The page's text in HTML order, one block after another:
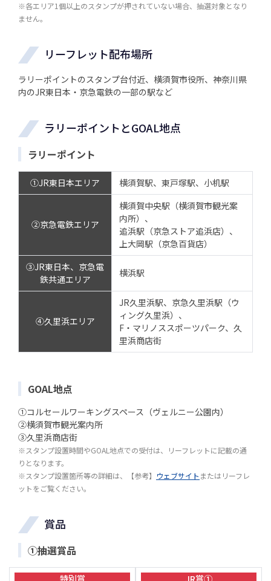
※各エリア1個以上のスタンプが押されていない場合、抽選対象となり
ません。
リーフレット配布場所
ラリーポイントのスタンプ台付近、横須賀市役所、神奈川県
内のJR東日本・京急電鉄の一部の駅など
ラリーポイントとGOAL地点
ラリーポイント
①JR東日本エリア 横須賀駅、東戸塚駅、小机駅
②京急電鉄エリア
横須賀中央駅（横須賀市観光案
内所）、
追浜駅（京急ストア追浜店）、
上大岡駅（京急百貨店）
③JR東日本、京急電
鉄共通エリア
横浜駅
④久里浜エリア
JR久里浜駅、京急久里浜駅（ウ
ィング久里浜）、
F・マリノススポーツパーク、久
里浜商店街
GOAL地点
①コルセールワーキングスペース（ヴェルニー公園内）
②横須賀市観光案内所
③久里浜商店街
※スタンプ設置時間やGOAL地点での受付は、リーフレットに記載の通
りとなります。
※スタンプ設置箇所等の詳細は、【参考】 ウェブサイト またはリーフレ
ットをご覧ください。
賞品
①抽選賞品
特別賞 JR賞①